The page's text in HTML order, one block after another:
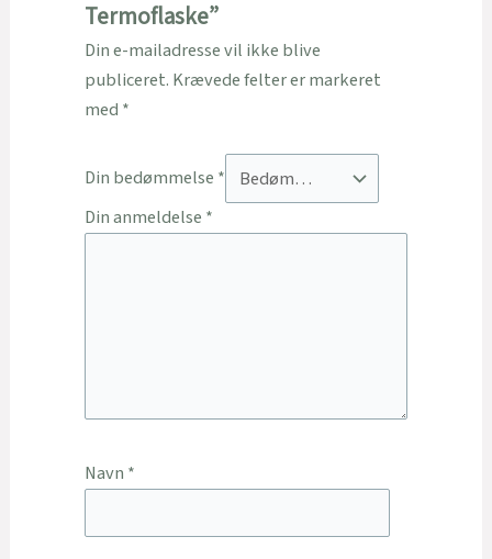
Termoflaske”
Din e-mailadresse vil ikke blive
publiceret. Krævede felter er markeret
med *
Din bedømmelse *
Din anmeldelse *
Navn *